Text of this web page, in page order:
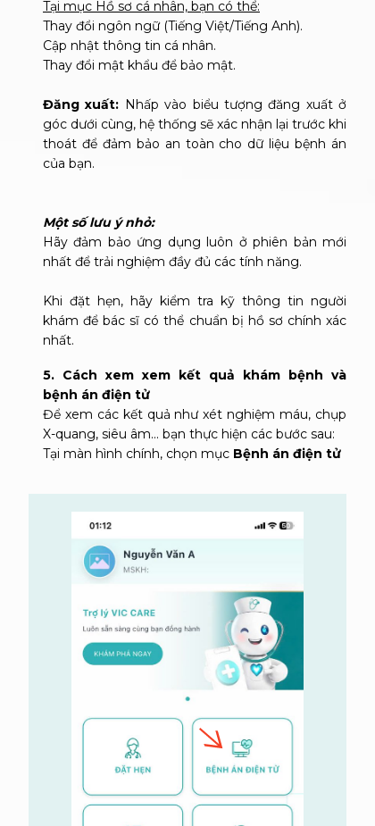
Tại mục Hồ sơ cá nhân, bạn có thể:
Thay đổi ngôn ngữ (Tiếng Việt/Tiếng Anh).
Cập nhật thông tin cá nhân.
Thay đổi mật khẩu để bảo mật.
Đăng xuất: Nhấp vào biểu tượng đăng xuất ở
góc dưới cùng, hệ thống sẽ xác nhận lại trước khi
thoát để đảm bảo an toàn cho dữ liệu bệnh án
của bạn.
Một số lưu ý nhỏ:
Hãy đảm bảo ứng dụng luôn ở phiên bản mới
nhất để trải nghiệm đầy đủ các tính năng.
Khi đặt hẹn, hãy kiểm tra kỹ thông tin người
khám để bác sĩ có thể chuẩn bị hồ sơ chính xác
nhất.
5. Cách xem xem kết quả khám bệnh và
bệnh án điện tử
Để xem các kết quả như xét nghiệm máu, chụp
X-quang, siêu âm... bạn thực hiện các bước sau:
Tại màn hình chính, chọn mục Bệnh án điện tử